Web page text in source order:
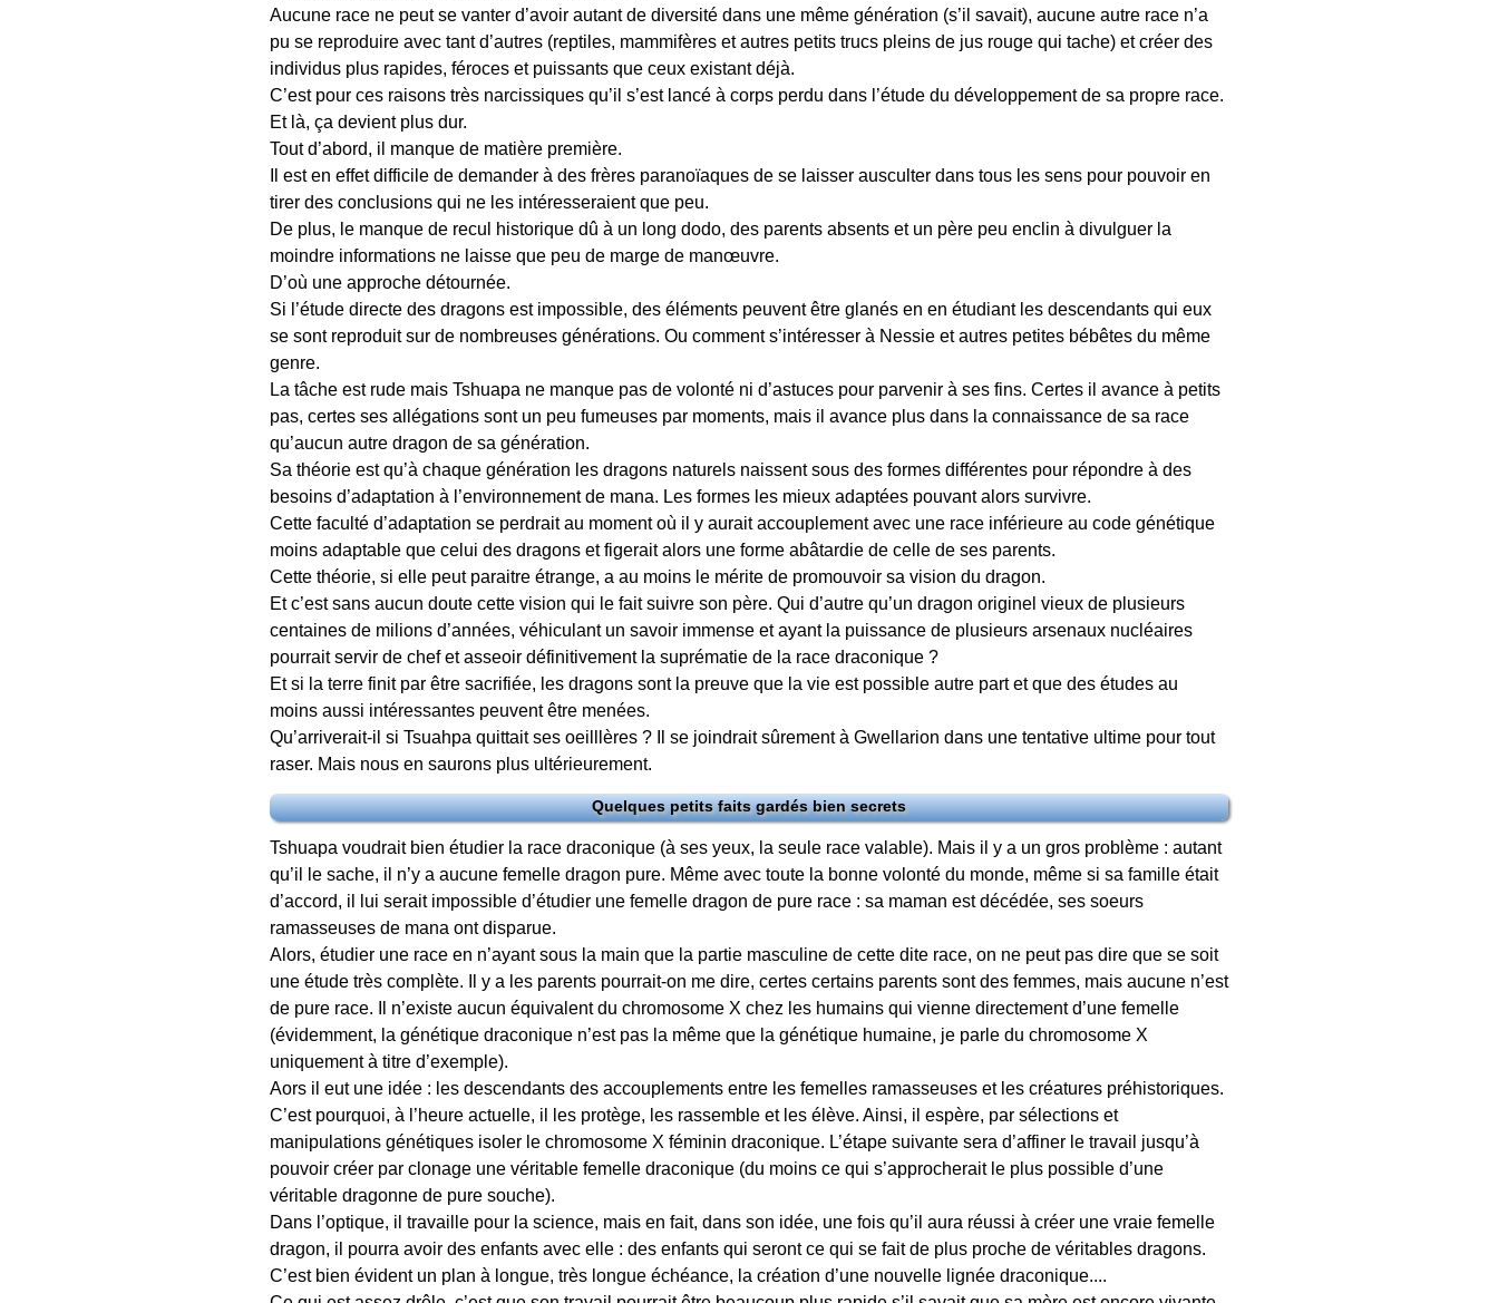
Aucune race ne peut se vanter d’avoir autant de diversité dans une même génération (s’il savait), aucune autre race n’a
pu se reproduire avec tant d’autres (reptiles, mammifères et autres petits trucs pleins de jus rouge qui tache) et créer des
individus plus rapides, féroces et puissants que ceux existant déjà.
C’est pour ces raisons très narcissiques qu’il s’est lancé à corps perdu dans l’étude du développement de sa propre race.
Et là, ça devient plus dur.
Tout d’abord, il manque de matière première.
Il est en effet difficile de demander à des frères paranoïaques de se laisser ausculter dans tous les sens pour pouvoir en
tirer des conclusions qui ne les intéresseraient que peu.
De plus, le manque de recul historique dû à un long dodo, des parents absents et un père peu enclin à divulguer la
moindre informations ne laisse que peu de marge de manœuvre.
D’où une approche détournée.
Si l’étude directe des dragons est impossible, des éléments peuvent être glanés en en étudiant les descendants qui eux
se sont reproduit sur de nombreuses générations. Ou comment s’intéresser à Nessie et autres petites bébêtes du même
genre.
La tâche est rude mais Tshuapa ne manque pas de volonté ni d’astuces pour parvenir à ses fins. Certes il avance à petits
pas, certes ses allégations sont un peu fumeuses par moments, mais il avance plus dans la connaissance de sa race
qu’aucun autre dragon de sa génération.
Sa théorie est qu’à chaque génération les dragons naturels naissent sous des formes différentes pour répondre à des
besoins d’adaptation à l’environnement de mana. Les formes les mieux adaptées pouvant alors survivre.
Cette faculté d’adaptation se perdrait au moment où il y aurait accouplement avec une race inférieure au code génétique
moins adaptable que celui des dragons et figerait alors une forme abâtardie de celle de ses parents.
Cette théorie, si elle peut paraitre étrange, a au moins le mérite de promouvoir sa vision du dragon.
Et c’est sans aucun doute cette vision qui le fait suivre son père. Qui d’autre qu’un dragon originel vieux de plusieurs
centaines de milions d’années, véhiculant un savoir immense et ayant la puissance de plusieurs arsenaux nucléaires
pourrait servir de chef et asseoir définitivement la suprématie de la race draconique ?
Et si la terre finit par être sacrifiée, les dragons sont la preuve que la vie est possible autre part et que des études au
moins aussi intéressantes peuvent être menées.
Qu’arriverait-il si Tsuahpa quittait ses oeilllères ? Il se joindrait sûrement à Gwellarion dans une tentative ultime pour tout
raser. Mais nous en saurons plus ultérieurement.
Quelques petits faits gardés bien secrets
Tshuapa voudrait bien étudier la race draconique (à ses yeux, la seule race valable). Mais il y a un gros problème : autant
qu’il le sache, il n’y a aucune femelle dragon pure. Même avec toute la bonne volonté du monde, même si sa famille était
d’accord, il lui serait impossible d’étudier une femelle dragon de pure race : sa maman est décédée, ses soeurs
ramasseuses de mana ont disparue.
Alors, étudier une race en n’ayant sous la main que la partie masculine de cette dite race, on ne peut pas dire que se soit
une étude très complète. Il y a les parents pourrait-on me dire, certes certains parents sont des femmes, mais aucune n’est
de pure race. Il n’existe aucun équivalent du chromosome X chez les humains qui vienne directement d’une femelle
(évidemment, la génétique draconique n’est pas la même que la génétique humaine, je parle du chromosome X
uniquement à titre d’exemple).
Aors il eut une idée : les descendants des accouplements entre les femelles ramasseuses et les créatures préhistoriques.
C’est pourquoi, à l’heure actuelle, il les protège, les rassemble et les élève. Ainsi, il espère, par sélections et
manipulations génétiques isoler le chromosome X féminin draconique. L’étape suivante sera d’affiner le travail jusqu’à
pouvoir créer par clonage une véritable femelle draconique (du moins ce qui s’approcherait le plus possible d’une
véritable dragonne de pure souche).
Dans l’optique, il travaille pour la science, mais en fait, dans son idée, une fois qu’il aura réussi à créer une vraie femelle
dragon, il pourra avoir des enfants avec elle : des enfants qui seront ce qui se fait de plus proche de véritables dragons.
C’est bien évident un plan à longue, très longue échéance, la création d’une nouvelle lignée draconique....